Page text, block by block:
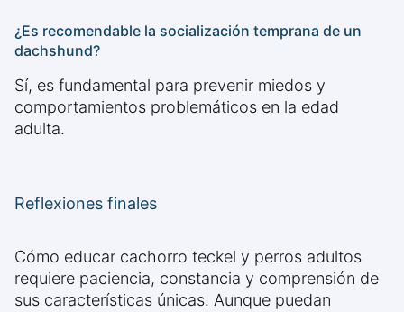
¿Es recomendable la socialización temprana de un
dachshund?
Sí, es fundamental para prevenir miedos y
comportamientos problemáticos en la edad
adulta.
Reflexiones finales
Cómo educar cachorro teckel y perros adultos
requiere paciencia, constancia y comprensión de
sus características únicas. Aunque puedan